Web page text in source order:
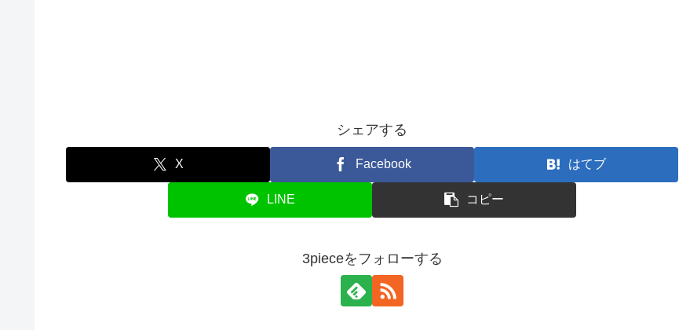
シェアする
X Facebook はてブ
LINE コピー
3pieceをフォローする